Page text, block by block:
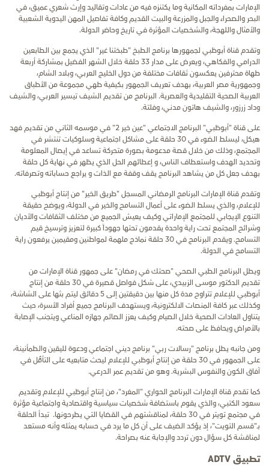
الإمارات بمفرداته المكانية وما يكتنزه فيه من عادات وتقاليد وإرث شعري عميق، في
البحر والصحراء والجبل والمزرعة والبيت القديم وكافة تفاصيل المهن اليدوية الشعبية
والأمثال واللهجة، والشخصيات المؤثرة في تاريخ وحاضر الدولة.
وتقدم قناة أبوظبي لجمهورها برنامج الطبخ "طبختنا غير" الذي يجمع بين الطابعين
الدرامي والفكاهي، ويعرض على مدار 33 حلقة خلال الشهر الفضيل بمشاركة أربعة
طهاة محترفين يعكسون ثقافات مختلفة من دول الخليج العربي، وبلاد الشام،
وجمهورية مصر العربية، بهدف تعريف الجمهور بكيفية طهي مجموعة من الأطباق
العربية الصحية التقليدية والعصرية. البرنامج من تقديم الشيف تيسير العربي، والشيف
وداد زرزور، والشيف هاتون مدني، وفلتة.
على قناة "أبوظبي" البرنامج الاجتماعي "عين خير 2" في موسمه الثاني من تقديم فهد
هيكل، ليسلط الضوء في 30 حلقة على مشاكل اجتماعية وسلوكيات تنتشر في
المجتمع، وذلك من خلال قصة مدعومة بصورة متحركة تساعد في إيصال المعلومة
وتحديد الهدف واستعطاف الناس، و إعطائهم الحل الذي يظهر في نهاية كل حلقة
بهدف جعل كل من يشاهد البرنامج يقف وقفة مع الذات و يراجع حساباته وتصرفاته.
وتقدم قناة الإمارات البرنامج الرمضاني المسجل "طريق الخير" من إنتاج أبوظبي
للإعلام،والذي يسلط الضوء علىأعمال التسامحوالخير في الدولة،ويوضح حقيقة
التنوع الإيجابي للمجتمع الإماراتيوكيفيعيش الجميعمنمختلف الثقافاتوالأديان
وشرائح المجتمعتحترايةواحدةيقدمونتحتها جهوداًكبيرة لتعزيز وترسيخ قيم
التسامح.
ويقدم البرنامج في 30 حلقة نماذج ملهمة لمواطنين ومقيمين يرفعون راية
التسامح في الدولة.
ويطل البرنامج الطبي الصحي "صحتك في رمضان" على جمهور قناة الإمارات من
تقديم الدكتور موسى الزبيدي، على شكل فواصل قصيرة في 30 حلقة من إنتاج
أبوظبي للإعلام تتراوح مدة كل منها بين دقيقتين إلى 5 دقائق
ليتم بثهاعلى الشاشة،
وكذلكعبر كافة المنصات الالكترونية،ويستهدف البرنامج جميع أفراد الأسرة، حيث
يتناول العادات الصحية خلال الصيام وكيف يعزز الصائم جهازه المناعي ويتجنب الإصابة
بالأمراض ويحافظ على صحته.
ومن جانبه يطل برنامج "رسالات ربي" برنامج ديني اجتماعي ودعوة لليقين والطمأنينة،
على الجمهور في 30 حلقة من إنتاج أبوظبي للإعلام ليحث متابعيه على التأمُّل في
آفاق الكون والنفوس البشرية. وهو من تقديمعمر الدرعي.
كما تقدم قناة الإمارات البرنامج الحواري "المغرد"، من إنتاج أبوظبي للإعلام وتقديم
سعود الكتبي، والذي يقوم باستضافة شخصيات سياسية واقتصادية واجتماعية مؤثرة
في مجتمع تويتر في 30 حلقة، لمناقشتهم في القضايا التي يطرحونها.
تبدأ الحلقة
بـ"قسم التويت"،إذيؤكد الضيفعلىأنكلمايردفي حسابهيمثلهوأنهمستعد
لمناقشةكلسؤالدونترددوالإجابةعنه بصراحة.
تطبيقADTV